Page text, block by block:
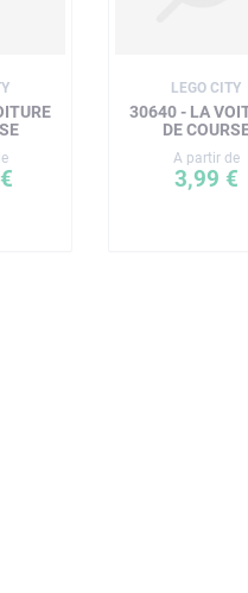
LEGO CITY
30640 - LA
DE
A partir de
3,99 €